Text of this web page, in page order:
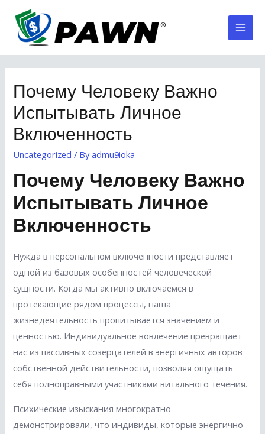
content
Почему Человеку Важно
Испытывать Личное
Включенность
Uncategorized / Byadmu9ioka
Почему Человеку Важно
Испытывать Личное
Включенность
Нужда в персональном включенности представляет
одной из базовых особенностей человеческой
сущности. Когда мы активно включаемся в
протекающие рядом процессы, наша
жизнедеятельность пропитывается значением и
ценностью. Индивидуальное вовлечение превращает
нас из пассивных созерцателей в энергичных авторов
собственной действительности, позволяя ощущать
себя полноправными участниками витального течения.
Психические изыскания многократно
демонстрировали, что индивиды, которые энергично